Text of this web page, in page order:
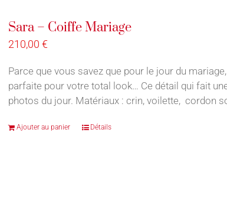
Sara – Coiffe Mariage
210,00 €
Parce que vous savez que pour le jour du
parfaite pour votre total look… Ce détail qui fait
photos du jour. Matériaux : crin, voilette, cordon
Ajouter au panier Détails